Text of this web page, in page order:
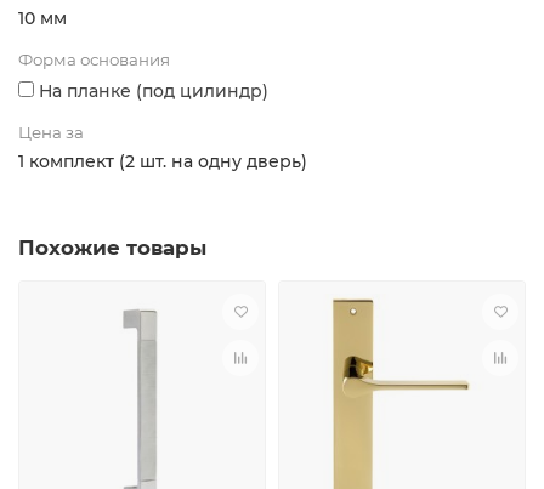
10 мм
Форма основания
На планке (под цилиндр)
Цена за
1 комплект (2 шт. на одну дверь)
Похожие товары